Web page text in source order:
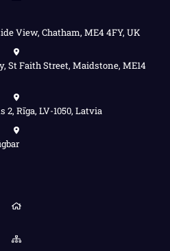
View, Chatham, ME4 4FY, UK
St Faith Street, Maidstone, ME14
2, Rīga, LV-1050, Latvia